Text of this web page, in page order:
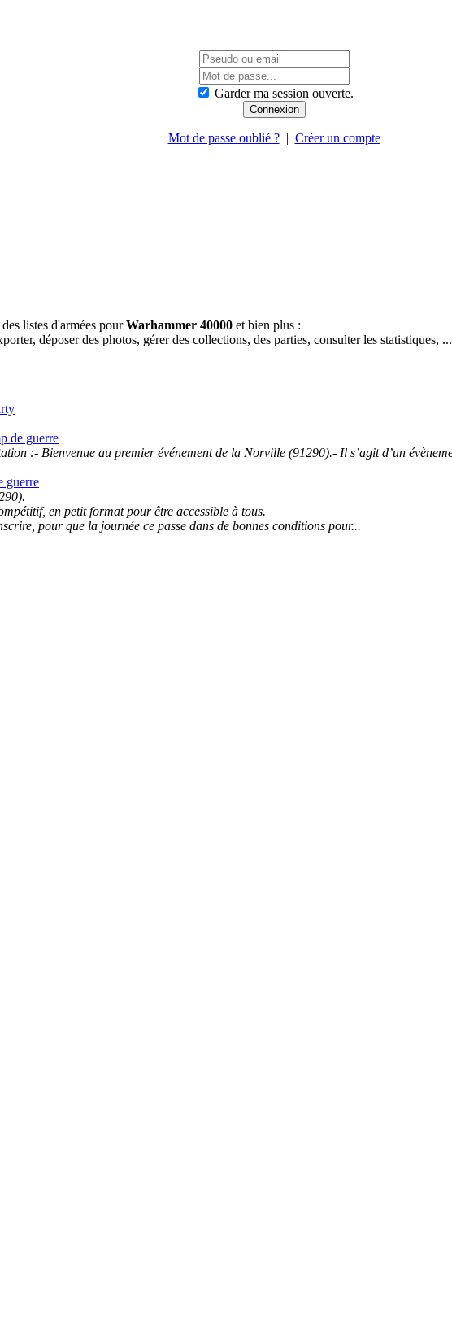
Garder ma session ouverte.
Mot de passe oublié ?| Créer un compte
listes d'armées pourWarhammer 40000 et bien plus :
déposer des photos, gérer des collections, des parties, consulter les statistiques, ...
de guerre
:- Bienvenue au premier événement de la Norville (91290).- Il s’agit d’un
guerre
en petit format pour être accessible à tous.
pour que la journée ce passe dans de bonnes conditions pour...